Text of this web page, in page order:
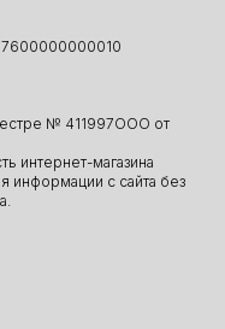
№ 411997ООО от
интернет-магазина
информации с сайта без